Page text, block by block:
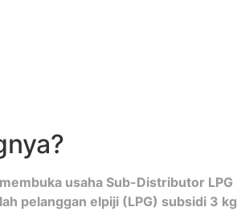
usaha Sub-Distributor LPG
pelanggan elpiji (LPG) subsidi 3 kg